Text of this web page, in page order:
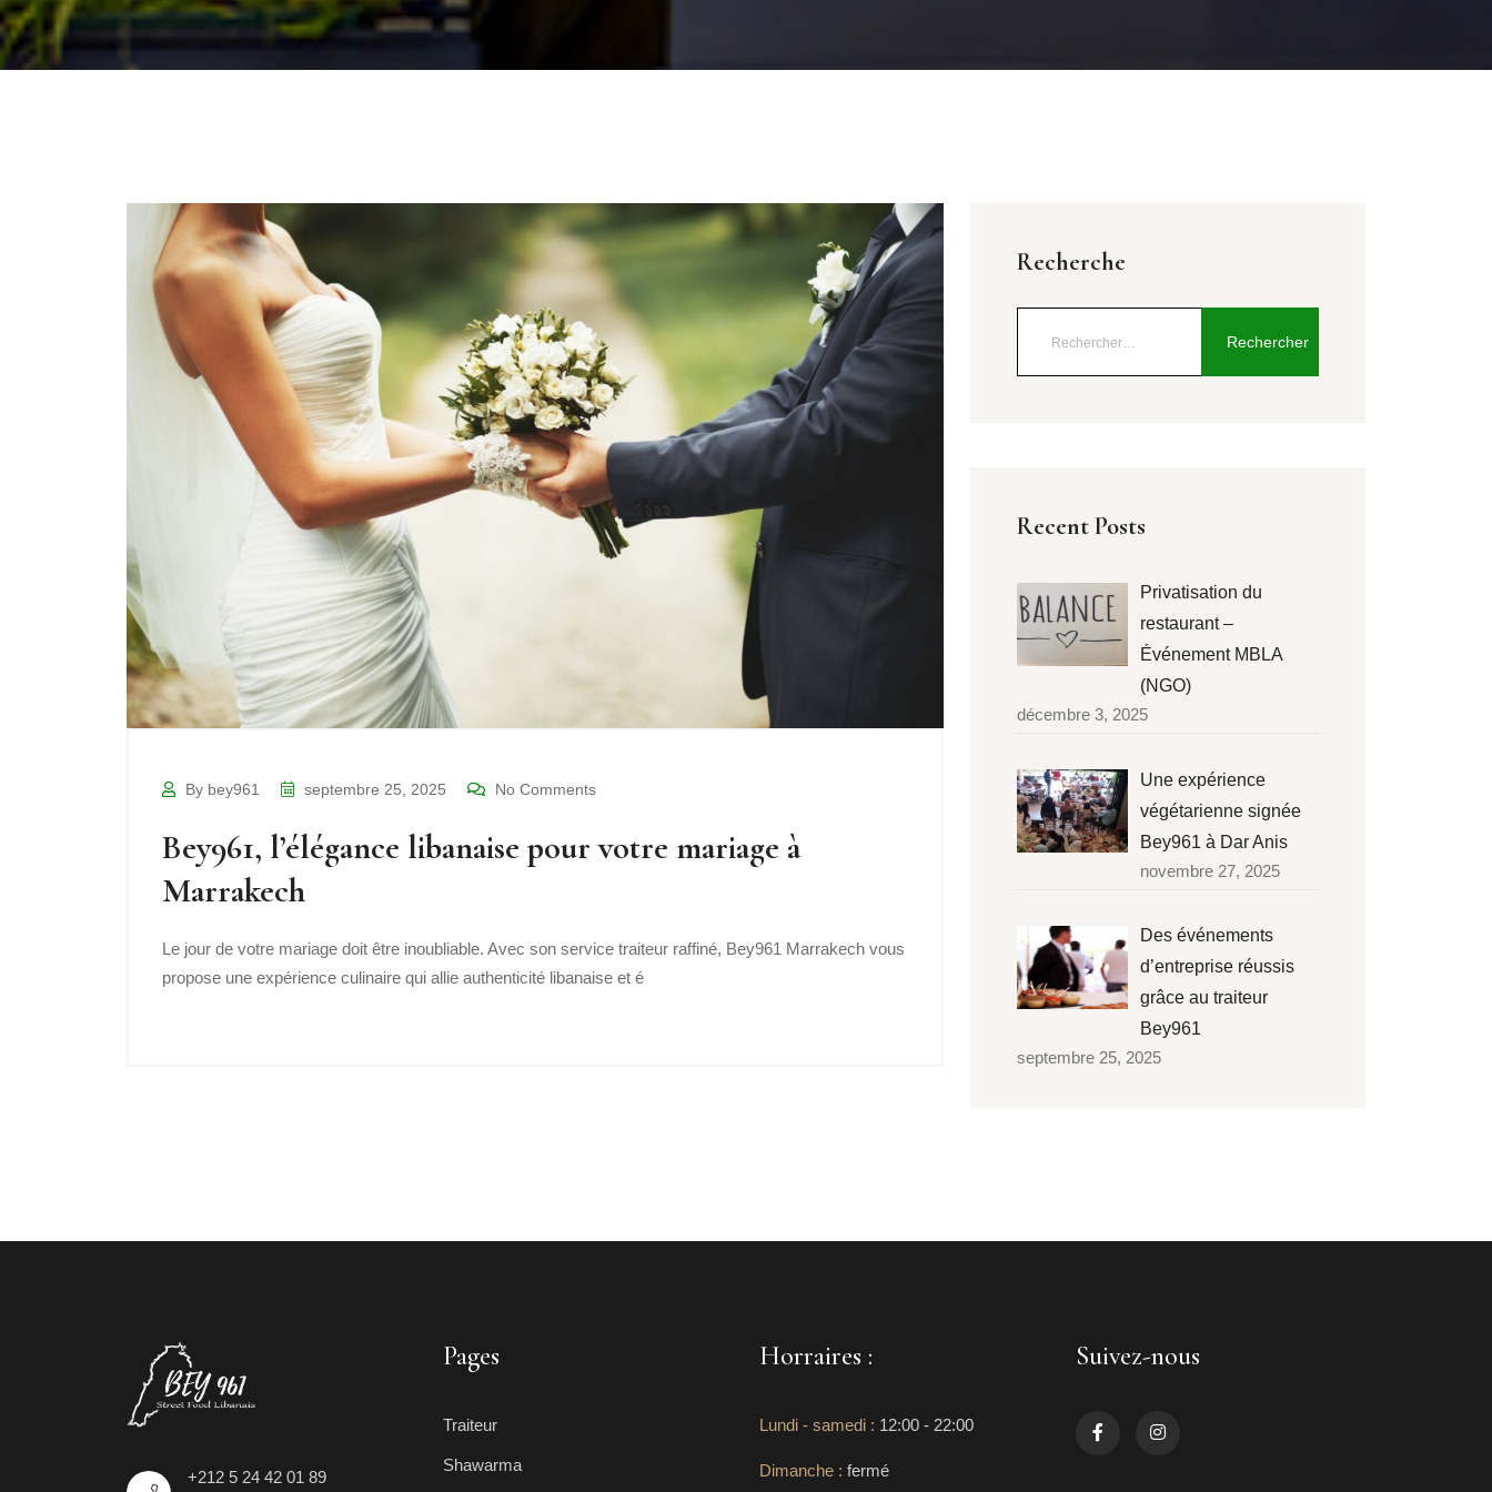
By bey961 septembre 25, 2025 No Comments
Bey961, l’élégance libanaise pour votre mariage à
Marrakech
Le jour de votre mariage doit être inoubliable. Avec son service traiteur raffiné, Bey961 Marrakech vous
propose une expérience culinaire qui allie authenticité libanaise et é
Recherche
Recent Posts
Privatisation du
restaurant –
Événement MBLA
(NGO)
décembre 3, 2025
Une expérience
végétarienne signée
Bey961 à Dar Anis
novembre 27, 2025
Des événements
d’entreprise réussis
grâce au traiteur
Bey961
septembre 25, 2025
+212 5 24 42 01 89
Pages
Traiteur
Shawarma
Horraires :
Lundi - samedi : 12:00 - 22:00
Dimanche : fermé
Suivez-nous